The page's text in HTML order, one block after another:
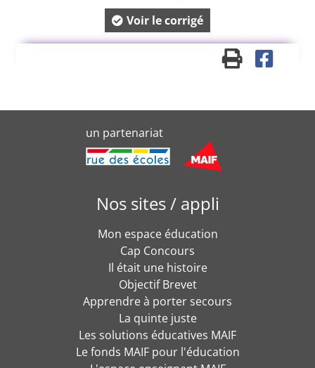
Voir le corrigé
un partenariat
Nos sites / appli
Mon espace éducation
Cap Concours
Il était une histoire
Objectif Brevet
Apprendre à porter secours
La quinte juste
Les solutions éducatives MAIF
Le fonds MAIF pour l'éducation